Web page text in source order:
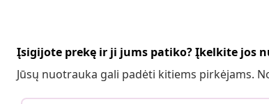
Įsigijote prekę ir ji jums patiko? Įkelkite jos
Jūsų nuotrauka gali padėti kitiems pirkėjams.